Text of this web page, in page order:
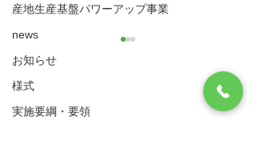
産地生産基盤パワーアップ事業
news
お知らせ
様式
実施要綱・要領
八代市農業再生協議会
住所：〒866-8601 八代市松江城町1-25 （八